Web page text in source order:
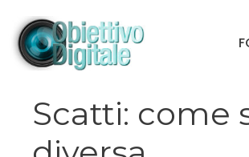
contenuto
Scatti: come